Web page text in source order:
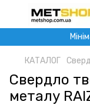
КАТАЛОГ
Свердло
металу